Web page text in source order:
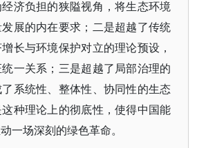
济负担的狭隘视角，将生态环境
展的内在要求；二是超越了传统
长与环境保护对立的理论预设，
一关系；三是超越了局部治理的
系统性、整体性、协同性的生态
种理论上的彻底性，使得中国能
一场深刻的绿色革命。